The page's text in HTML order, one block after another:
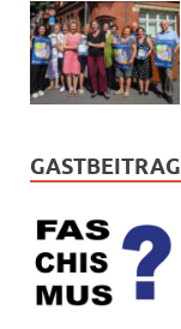
GASTBEITRAG